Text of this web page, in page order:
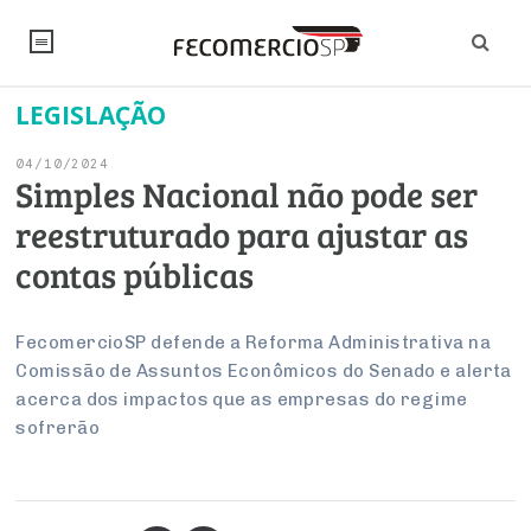
NOTÍCIAS
Editorial
Artigos
Institucional
PROJETOS ESPECIAIS:
UM BRASIL
Economia
Pesquisas
Internacional
Modernização do Estado
Trabalho
Empresas
Arbitragem e Mediação
Negócios
Varejo
Serviços
Sustentabilidade
SINDICATOS
PESQUISAS
FALE CONOSCO
INSTITUCIONAL
Sobre
Negociações Coletivas
CONSELHOS
LEGISLAÇÃO
04/10/2024
Simples Nacional não pode ser
reestruturado para ajustar as
contas públicas
FecomercioSP defende a Reforma Administrativa na
Comissão de Assuntos Econômicos do Senado e alerta
acerca dos impactos que as empresas do regime
sofrerão